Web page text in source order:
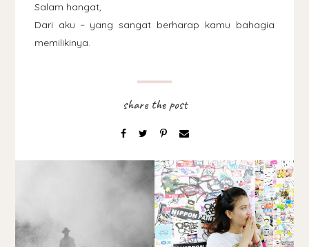
Salam hangat,
Dari aku – yang sangat berharap kamu bahagia
memilikinya.